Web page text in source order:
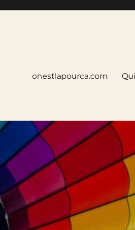
onestlapourca.com